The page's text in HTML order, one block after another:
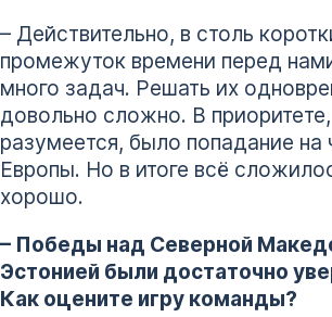
– Действительно, в столь
промежуток времени перед
много задач. Решать их
довольно сложно. В приоритете,
разумеется, было попадание на
Европы. Но в итоге всё
хорошо.
– Победы над Северной
Эстонией были достаточно
Как оцените игру команды?